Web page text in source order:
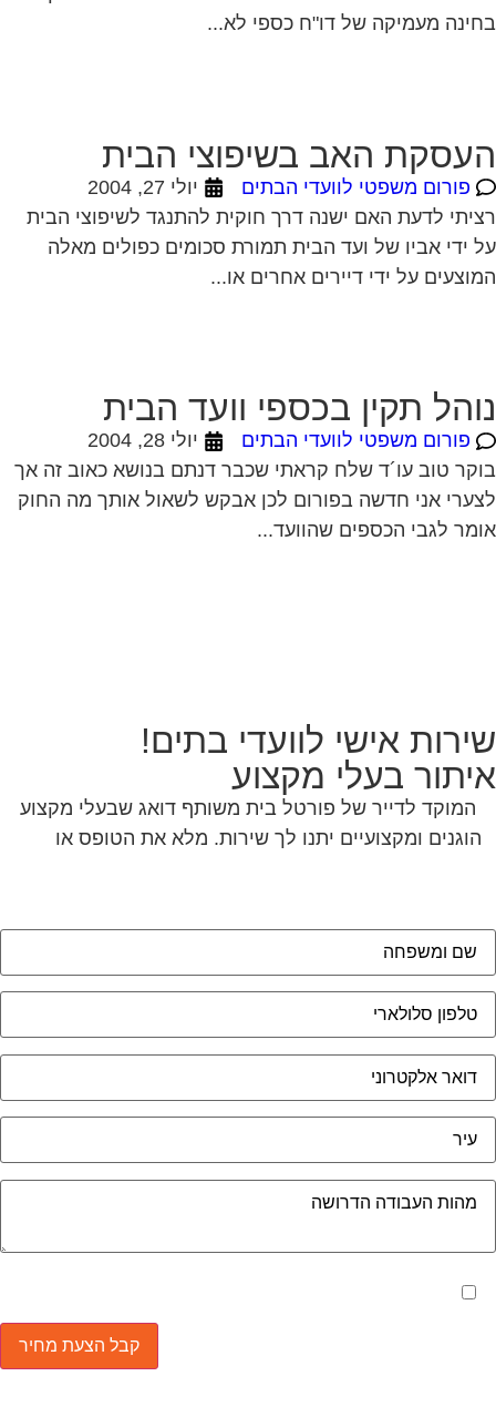
מעמיקה של דו"ח כספי לא...
האב בשיפוצי הבית
פורום משפטי לוועדי הבתים
יולי 27, 2004
לדעת האם ישנה דרך חוקית להתנגד לשיפוצי הבית
ידי אביו של ועד הבית תמורת סכומים כפולים מאלה
על ידי דיירים אחרים או...
תקין בכספי וועד הבית
פורום משפטי לוועדי הבתים
יולי 28, 2004
טוב עו´ד שלח קראתי שכבר דנתם בנושא כאוב זה אך
אני חדשה בפורום לכן אבקש לשאול אותך מה החוק
לגבי הכספים שהוועד...
אישי לוועדי בתים!
בעלי מקצוע
המוקד לדייר של פורטל בית משותף דואג שבעלי מקצוע
הוגנים ומקצועיים יתנו לך שירות. מלא את הטופס אולחץ
מאשר את תנאי הפרטיות